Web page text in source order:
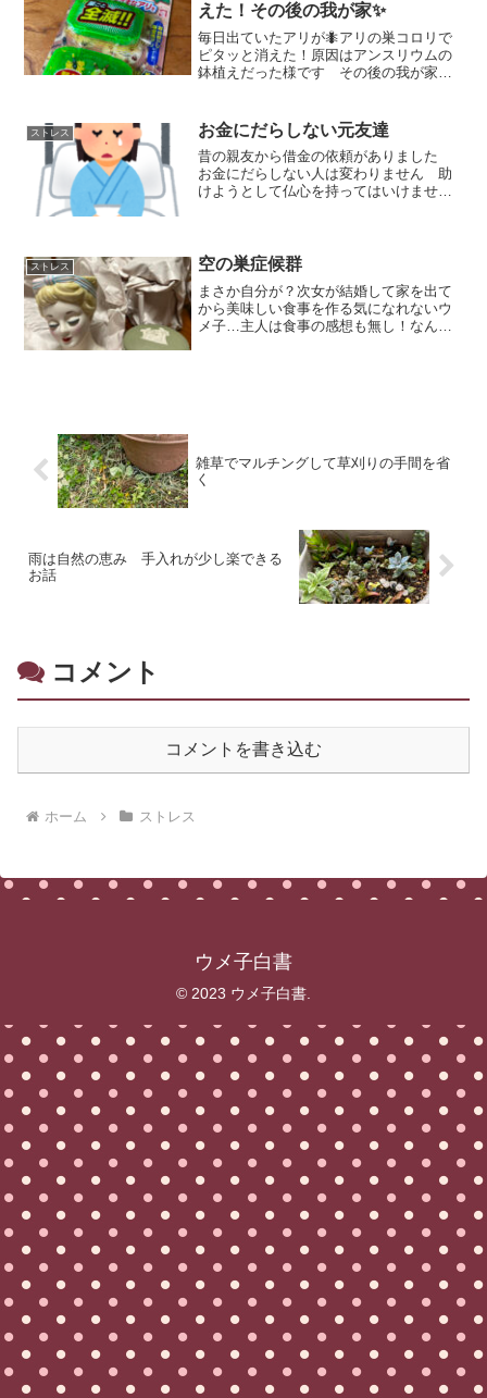
えた！その後の我が家✨
毎日出ていたアリが🐜アリの巣コロリで
ピタッと消えた！原因はアンスリウムの
鉢植えだった様です その後の我が家の
ストレス お金にだらしない元友達
昔の親友から借金の依頼がありました
お金にだらしない人は変わりません 助
けようとして仏心を持ってはいけません
ストレス 空の巣症候群
まさか自分が？次女が結婚して家を出て
から美味しい食事を作る気になれないウ
メ子…主人は食事の感想も無し！なんと
雑草でマルチングして草刈りの手間を省
く
雨は自然の恵み 手入れが少し楽できる
お話
コメント
コメントを書き込む
ホーム ストレス
ウメ子白書
© 2023 ウメ子白書.